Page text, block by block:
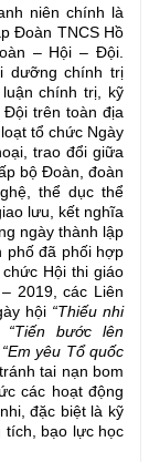
niên chính là
Đoàn TNCS Hồ
– Hội – Đội.
dưỡng chính trị
chính trị, kỹ
trên toàn địa
tổ chức Ngày
trao đổi giữa
bộ Đoàn, đoàn
thể dục thể
lưu, kết nghĩa
ngày thành lập
phố đã phối hợp
Hội thi giáo
2019, các Liên
hội “Thiếu nhi
“Tiến bước lên
“Em yêu Tổ quốc
tai nạn bom
các hoạt động
đặc biệt là kỹ
tích, bạo lực học